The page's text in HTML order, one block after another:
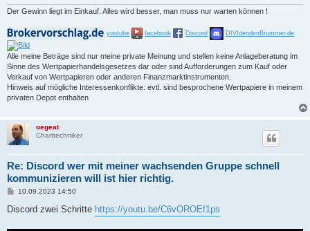
Der Gewinn liegt im Einkauf. Alles wird besser, man muss nur warten können !
youtube facebook Discord DIVIdendenBrummer.de
Alle meine Beträge sind nur meine private Meinung und stellen keine Anlageberatung im
Sinne des Wertpapierhandelsgesetzes dar oder sind Aufforderungen zum Kauf oder
Verkauf von Wertpapieren oder anderen Finanzmarktinstrumenten.
Hinweis auf mögliche Interessenkonflikte: evtl. sind besprochene Wertpapiere in meinem
privaten Depot enthalten
oegeat
Charttechniker
Re: Discord wer mit meiner wachsenden Gruppe schnell
kommunizieren will ist hier richtig.
B
i
10.09.2023 14:50
Discord zwei Schritte https://youtu.be/C6vOROEf1ps